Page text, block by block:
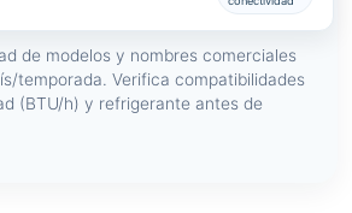
de modelos y nombres comerciales
temporada. Verifica compatibilidades
(BTU/h) y refrigerante antes de